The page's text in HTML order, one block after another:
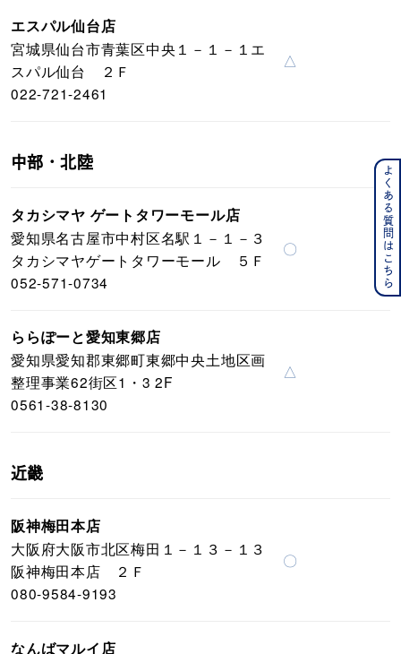
エスパル仙台店
宮城県仙台市青葉区中央１－１－１エ
スパル仙台 ２Ｆ
022-721-2461
△
中部・北陸
タカシマヤ ゲートタワーモール店
愛知県名古屋市中村区名駅１－１－３
タカシマヤゲートタワーモール ５Ｆ
052-571-0734
〇
ららぽーと愛知東郷店
愛知県愛知郡東郷町東郷中央土地区画
整理事業62街区1・3 2F
0561-38-8130
△
近畿
阪神梅田本店
大阪府大阪市北区梅田１－１３－１３
阪神梅田本店 ２Ｆ
080-9584-9193
〇
なんばマルイ店
よくある質問はこちら